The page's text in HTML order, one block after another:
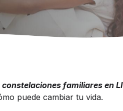
familiares en
puede cambiar tu vida.